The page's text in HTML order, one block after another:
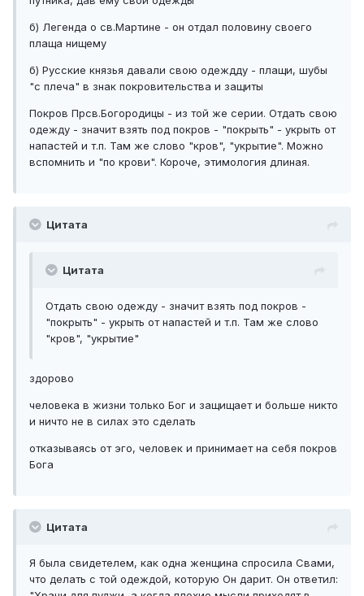
б) Легенда о св.Мартине - он отдал половину своего
плаща нищему
б) Русские князья давали свою одеждду - плащи, шубы
"с плеча" в знак покровительства и защиты
Покров Прсв.Богородицы - из той же серии. Отдать свою
одежду - значит взять под покров - "покрыть" - укрыть от
напастей и т.п. Там же слово "кров", "укрытие". Можно
вспомнить и "по крови". Короче, этимология длиная.
Цитата
Цитата
Отдать свою одежду - значит взять под покров -
"покрыть" - укрыть от напастей и т.п. Там же слово
"кров", "укрытие"
здорово
человека в жизни только Бог и защищает и больше никто
и ничто не в силах это сделать
отказываясь от эго, человек и принимает на себя покров
Бога
Цитата
Я была свидетелем, как одна женщина спросила Свами,
что делать с той одеждой, которую Он дарит. Он ответил: